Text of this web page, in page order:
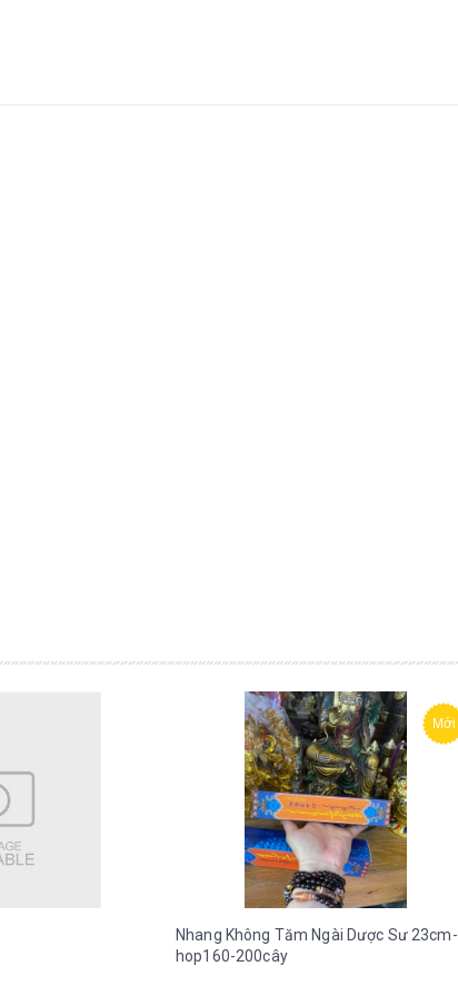
Mới
Nhang Không Tăm Ngài Dược Sư 23cm-
hop160-200cây